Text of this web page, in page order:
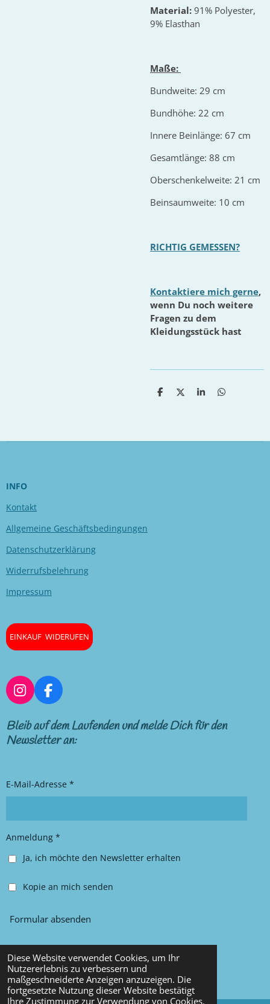
Diese Website verwendet Cookies, um Ihr
Nutzererlebnis zu verbessern und
maßgeschneiderte Anzeigen anzuzeigen. Die
fortgesetzte Nutzung dieser Website bestätigt
Ihre Zustimmung zur Verwendung von Cookies.
Material: 91% Polyester,
9% Elasthan
Maße:
Bundweite: 29 cm
Bundhöhe: 22 cm
Innere Beinlänge: 67 cm
Gesamtlänge: 88 cm
Oberschenkelweite: 21 cm
Beinsaumweite: 10 cm
RICHTIG GEMESSEN?
Kontaktiere mich gerne,
wenn Du noch weitere
Fragen zu dem
Kleidungsstück hast
T
n
T
n
T
n
T
n
INFO
Kontakt
Allgemeine Geschäftsbedingungen
Datenschutzerklärung
Widerrufsbelehrung
Impressum
EINKAUF WIDERUFEN
I
n
s
t
a
a
F
a
c
e
b
k
Bleib auf dem Laufenden und melde Dich für den
Newsletter an:
E-Mail-Adresse *
Anmeldung *
Ja, ich möchte den Newsletter erhalten
Kopie an mich senden
Formular absenden
© 2025 Chancy Kleidung
Mit Unterstützung vonWebador